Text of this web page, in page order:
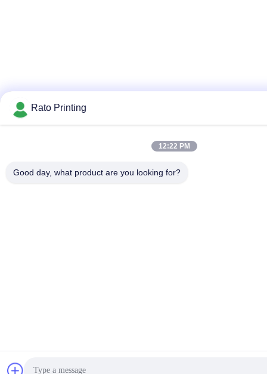
Rato Printing
12:22 PM
Good day, what product are you looking for?